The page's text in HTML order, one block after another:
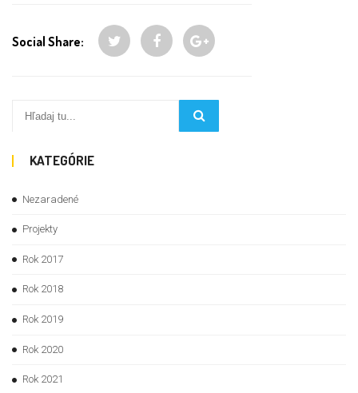
Social Share:
KATEGÓRIE
Nezaradené
Projekty
Rok 2017
Rok 2018
Rok 2019
Rok 2020
Rok 2021